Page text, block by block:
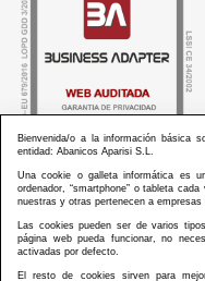
ABANICOS APARISI S.L. ha recibido
100.000 € en apoyo al proyecto HISOLV/
ABANICOS APARISI S.L. ha recibido
Bienvenida/o a la información básica
entidad: Abanicos Aparisi S.L.
Una cookie o galleta informática es
ordenador, “smartphone” o tableta
nuestras y otras pertenecen a
Las cookies pueden ser de varios
página web pueda funcionar, no
activadas por defecto.
El resto de cookies sirven para